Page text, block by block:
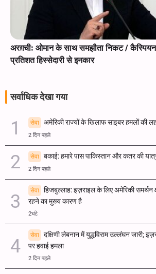
अरग़ची: ओमान के साथ समझौता निकट / कैस्पियन
प्रतिशत हिस्सेदारी से इनकार
सर्वाधिक देखा गया
सेवा अमेरिकी राज्यों के खिलाफ साइबर हमलों की
2 दिन पहले
सेवा बकाई: हमारे पास पाकिस्तान और कतर की
2 दिन पहले
सेवा
हिजबुल्लाह: इज़राइल के लिए अमेरिकी समर्थन
रहने का मुख्य कारण है
2घंटे
सेवा
दक्षिणी लेबनान में युद्धविराम उल्लंघन जारी;
पर हवाई हमला
2 दिन पहले